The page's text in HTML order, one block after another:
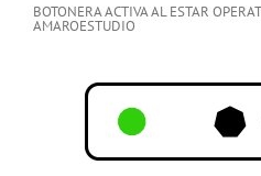
BOTONERA ACTIVA AL ESTAR
AMAROESTUDIO